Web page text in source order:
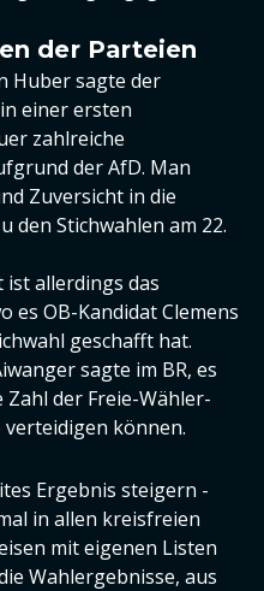
der Parteien
Huber sagte der
einer ersten
zahlreiche
der AfD. Man
Zuversicht in die
den Stichwahlen am 22.
ist allerdings das
es OB-Kandidat Clemens
geschafft hat.
sagte im BR, es
Zahl der Freie-Wähler-
können.
Ergebnis steigern -
in allen kreisfreien
mit eigenen Listen
Wahlergebnisse, aus